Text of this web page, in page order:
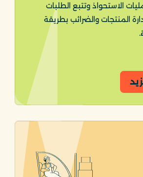
الاستحواذ وتتبع الطلبات
المنتجات والضرائب بطريقة